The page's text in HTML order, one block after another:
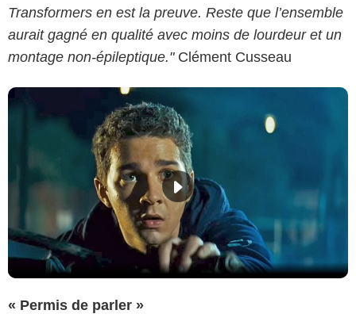
Transformers en est la preuve. Reste que l’ensemble
aurait gagné en qualité avec moins de lourdeur et un
montage non-épileptique."Clément Cusseau
« Permis de parler »